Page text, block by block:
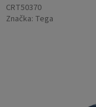
CRT50370
Značka: Tega